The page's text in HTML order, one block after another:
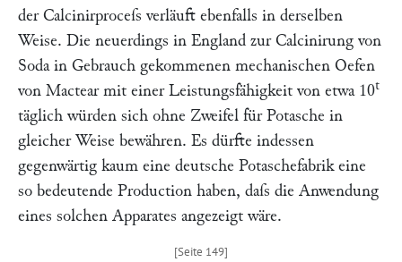
der Calcinirproceſs verläuft ebenfalls in derselben
Weise. Die neuerdings in England zur Calcinirung von
Soda in Gebrauch gekommenen mechanischen Oefen
von Mactearmit einer Leistungsfähigkeit von etwa 10t
täglich würden sich ohne Zweifel für Potasche in
gleicher Weise bewähren. Es dürfte indessen
gegenwärtig kaum eine deutsche Potaschefabrik eine
so bedeutende Production haben, daſs die Anwendung
eines solchen Apparates angezeigt wäre.